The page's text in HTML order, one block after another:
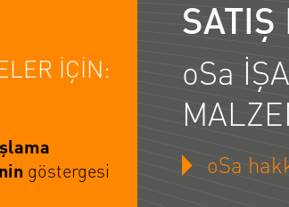
İÇİN:
göstergesi
oSa
oSa